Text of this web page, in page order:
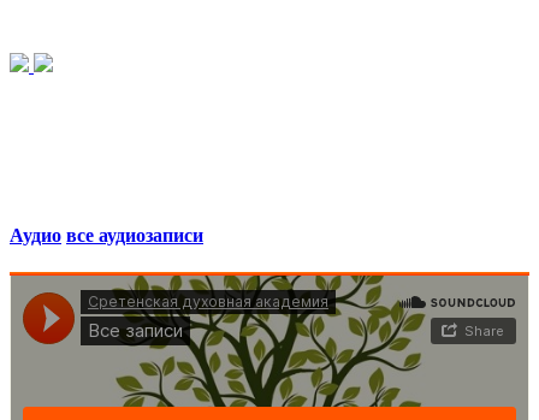
Аудио все аудиозаписи